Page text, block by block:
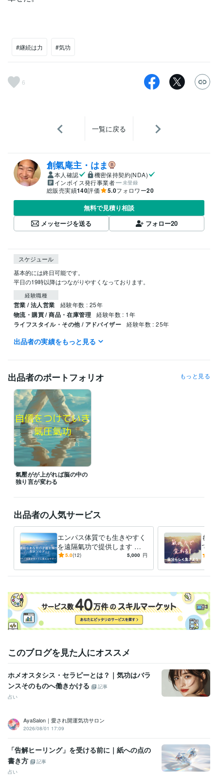
#継続は力 #気功
6
一覧に戻る
創氣庵主・はま
本人確認
機密保持契約(NDA)
インボイス発行事業者
未登録
総販売実績140評価 5.0フォロワー20
無料で見積り相談
メッセージを送る
フォロー20
スケジュール
基本的には終日可能です。
平日の19時以降はつながりやすくなっております。
経験職種
営業 / 法人営業 経験年数 : 25年
物流・購買 / 商品・在庫管理 経験年数 : 1年
ライフスタイル・その他 / アドバイザー 経験年数 : 25年
得意分野
ヒーリング 気功
出品者の実績をもっと見る
出品者のポートフォリオ もっと見る
氣壓がが上がれば脳の中の
独り言が変わる
出品者の人気サービス
エンパス体質でも生きやすく
を遠隔氣功で提供します も
う自分を後回しにする生き方
トへ
5.0(12) 5,000 円
もう
で気
「断
ら変
このブログを見た人にオススメ
ホメオスタシス・セラピーとは？｜気功はバラ
ンスそのものへ働きかける
記事
占い
AyaSalon｜愛され開運気功サロン
2026/08/01 17:09
「告解ヒーリング」を受ける前に｜紙への点の
書き方
記事
占い